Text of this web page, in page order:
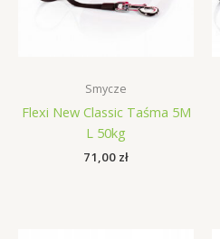
Smycze
Flexi New Classic Taśma 5M
L 50kg
71,00 zł